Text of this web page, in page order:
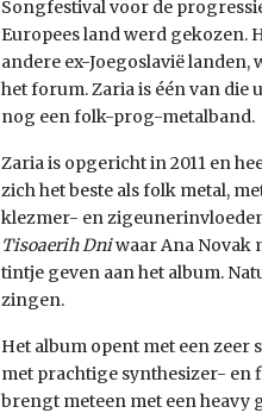
Songfestival voor de
Europees land werd gekozen.
andere ex-Joegoslavië
het forum. Zaria is één van die
nog een folk-prog-metalband.
Zaria is opgericht in 2011 en
zich het beste als folk metal,
klezmer- en
Tisoaerih Dniwaar Ana Novak
tintje geven aan het album.
zingen.
Het album opent met een
met prachtige synthesizer- en
brengt meteen met een heavy